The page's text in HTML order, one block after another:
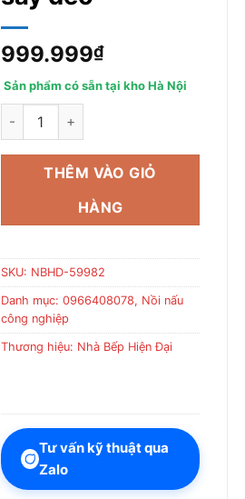
999.999₫
Sản phẩm có sẵn tại kho Hà Nội
Máy sấy nông sản đa năng Bình Quân
THÊM VÀO GIỎ
HÀNG
SKU: NBHD-59982
Danh mục: 0966408078, Nồi nấu
công nghiệp
Thương hiệu: Nhà Bếp Hiện Đại
Tư vấn kỹ thuật qua
Zalo